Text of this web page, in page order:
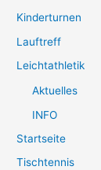
Kinderturnen
Lauftreff
Leichtathletik
Aktuelles
INFO
Startseite
Tischtennis